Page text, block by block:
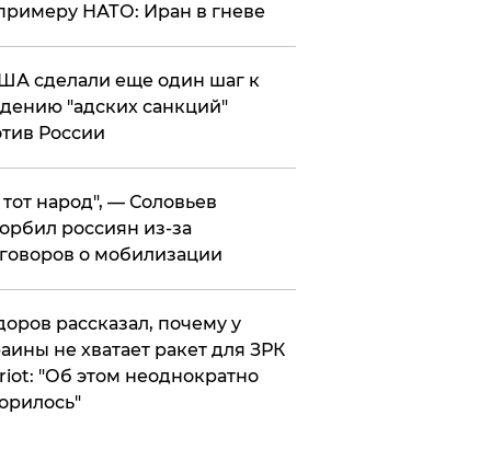
НАТО: Иран в гневе
сделали еще один шаг к
"адских санкций"
России
народ", — Соловьев
россиян из-за
о мобилизации
рассказал, почему у
не хватает ракет для ЗРК
"Об этом неоднократно